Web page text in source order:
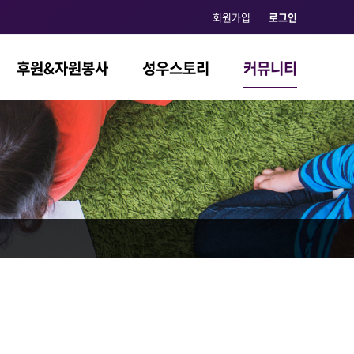
회원가입 로그인
후원&자원봉사 성우스토리 커뮤니티